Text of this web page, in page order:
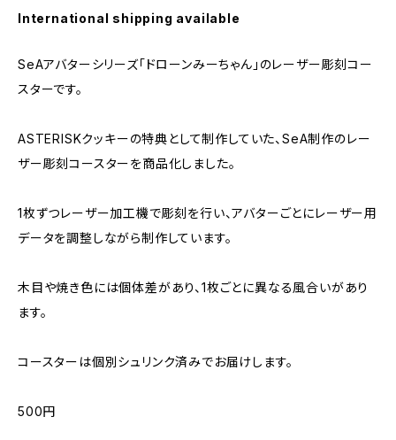
International shipping available
SeAアバターシリーズ「ドローンみーちゃん」のレーザー彫刻コー
スターです。
ASTERISKクッキーの特典として制作していた、SeA制作のレー
ザー彫刻コースターを商品化しました。
1枚ずつレーザー加工機で彫刻を行い、アバターごとにレーザー用
データを調整しながら制作しています。
木目や焼き色には個体差があり、1枚ごとに異なる風合いがあり
ます。
コースターは個別シュリンク済みでお届けします。
500円